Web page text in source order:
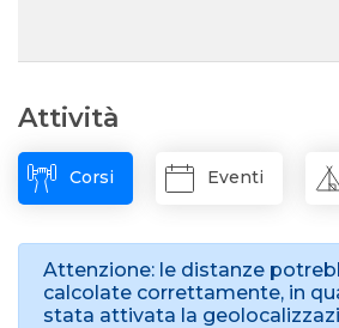
Attività
Corsi Eventi
Attenzione: le distanze
calcolate correttamente, in
stata attivata la